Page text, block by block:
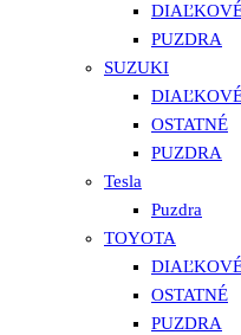
PUZDRA
SUZUKI
OSTATNÉ
PUZDRA
Tesla
Puzdra
TOYOTA
OSTATNÉ
PUZDRA